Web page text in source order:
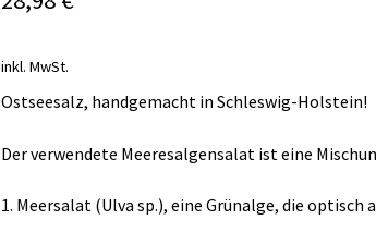
inkl. MwSt.
Ostseesalz, handgemacht in Schleswig-Holstein!
Der verwendete Meeresalgensalat ist eine
1. Meersalat (Ulva sp.), eine Grünalge, die